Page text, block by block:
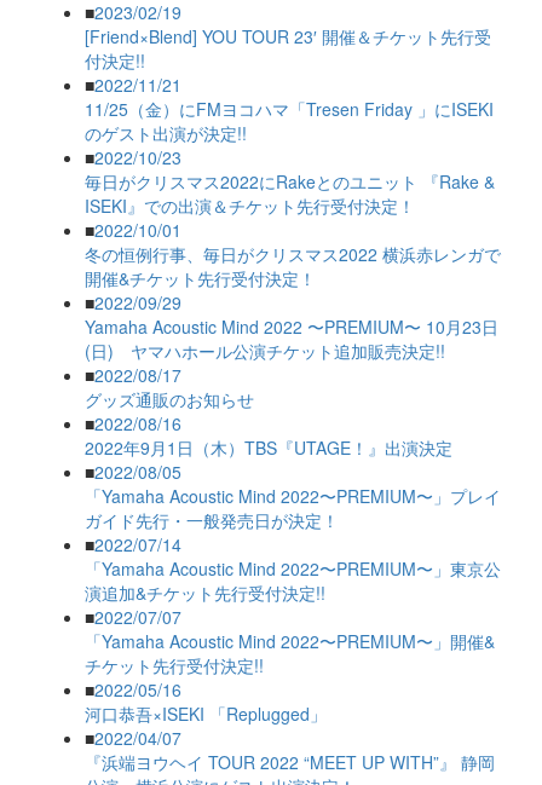
■2023/02/19
[Friend×Blend] YOU TOUR 23′ 開催＆チケット先行受
付決定!!
■2022/11/21
11/25（金）にFMヨコハマ「Tresen Friday 」にISEKI
のゲスト出演が決定!!
■2022/10/23
毎日がクリスマス2022にRakeとのユニット 『Rake &
ISEKI』での出演＆チケット先行受付決定！
■2022/10/01
冬の恒例行事、毎日がクリスマス2022 横浜赤レンガで
開催&チケット先行受付決定！
■2022/09/29
Yamaha Acoustic Mind 2022 〜PREMIUM〜 10月23日
(日) ヤマハホール公演チケット追加販売決定!!
■2022/08/17
グッズ通販のお知らせ
■2022/08/16
2022年9月1日（木）TBS『UTAGE！』出演決定
■2022/08/05
「Yamaha Acoustic Mind 2022〜PREMIUM〜」プレイ
ガイド先行・一般発売日が決定！
■2022/07/14
「Yamaha Acoustic Mind 2022〜PREMIUM〜」東京公
演追加&チケット先行受付決定!!
■2022/07/07
「Yamaha Acoustic Mind 2022〜PREMIUM〜」開催&
チケット先行受付決定!!
■2022/05/16
河口恭吾×ISEKI 「Replugged」
■2022/04/07
『浜端ヨウヘイ TOUR 2022 “MEET UP WITH”』 静岡